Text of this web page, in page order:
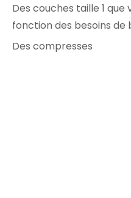
Des couches taille 1
fonction des besoins de
Des compresses